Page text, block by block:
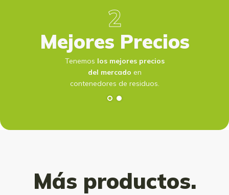
Mejores Precios
Tenemos los mejores precios
del mercado en
contenedores de residuos.
Más productos.